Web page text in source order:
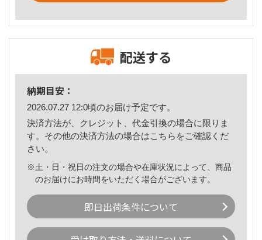
配送する
納期目安：
2026.07.27 12:0頃のお届け予定です。
決済方法が、クレジット、代金引換の場合に限りま
す。その他の決済方法の場合はこちら をご確認くだ
さい。
※土・日・祝日の注文の場合や在庫状況によって、商品
のお届けにお時間をいただく場合がございます。
即日出荷条件について